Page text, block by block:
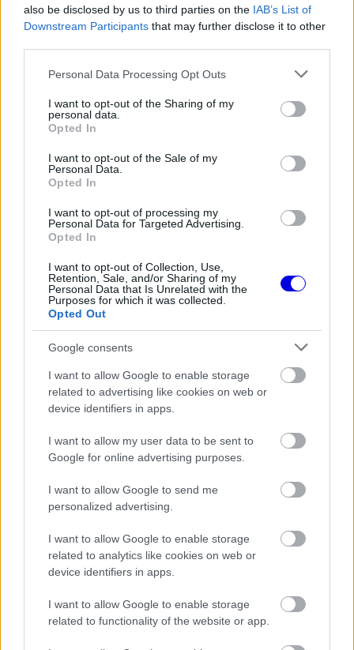
also be disclosed by us to third parties on the IAB’s List of
Downstream Participants that may further disclose it to other
Please note that this website/app uses one or more Google
not limited to your visit or usage behaviour. You may click to
grant or deny consent to Google and its third-party tags to
use your data for below specified purposes in below Google
consent section.
Personal Data Processing Opt Outs
I want to opt-out of the Sharing of my
personal data.
Opted In
I want to opt-out of the Sale of my
Personal Data.
Opted In
I want to opt-out of processing my
Personal Data for Targeted Advertising.
Opted In
I want to opt-out of Collection, Use,
Retention, Sale, and/or Sharing of my
Personal Data that Is Unrelated with the
Purposes for which it was collected.
Opted Out
Google consents
I want to allow Google to enable storage
related to advertising like cookies on web or
device identifiers in apps.
I want to allow my user data to be sent to
Google for online advertising purposes.
I want to allow Google to send me
personalized advertising.
I want to allow Google to enable storage
related to analytics like cookies on web or
device identifiers in apps.
I want to allow Google to enable storage
related to functionality of the website or app.
FORMA-1
Max Verstappen érzelmes példával
szemléltette a család fontosságát
FORMA-1
A szakértő szerint a Ferrarinak
FORMA-1
Súlyos figyelmeztetést kapott a
Ferrari Lewis Hamilton miatt
A tapasztalataira utalva azt is hozzátette, hogy a
jelenlegi erőviszonyok szinte kikényszerítik ezt.
„Láttuk már, mennyire közel vannak egymáshoz,
és elkerülhetetlen, hogy ez megtörténjen,
különösen akkor, ha a bajnoki esély a tét” –
„Fenomén”, aki reflektorfényben nő fel
hiszen a fiatal olasz korábban az ő gokartos
csapatában versenyzett. A német szerint már
akkor látszott, kivételes tehetségről van szó.
„Fenomén, és az egyik legnagyobb tehetség, akit
valaha láttam a gokartban Max Verstappen